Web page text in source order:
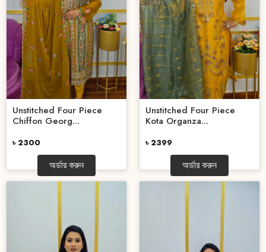
Unstitched Four Piece
Chiffon Georg...
৳ 2300
অর্ডার করুন
Unstitched Four Piece
Kota Organza...
৳ 2399
অর্ডার করুন